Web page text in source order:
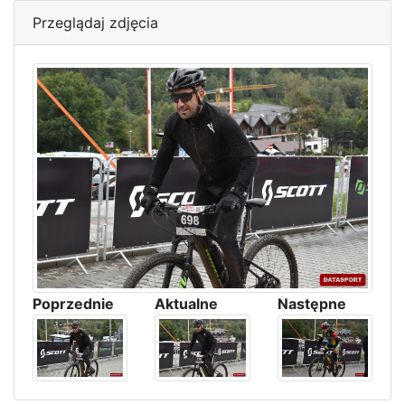
Przeglądaj zdjęcia
Poprzednie Aktualne Następne